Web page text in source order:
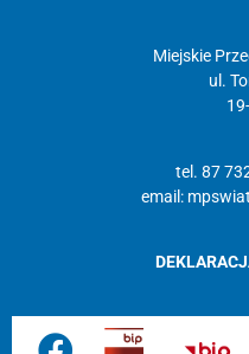
Miejskie
ul.
tel. 87
email: